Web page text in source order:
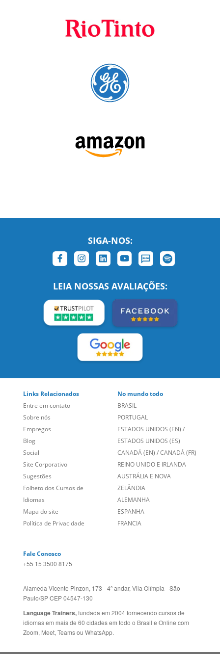
SIGA-NOS:
LEIA NOSSAS AVALIAÇÕES:
Links Relacionados
Entre em contato
Sobre nós
Empregos
Blog
Social
Site Corporativo
Sugestões
Folheto dos Cursos de
Idiomas
No mundo todo
BRASIL
PORTUGAL
ESTADOS UNIDOS (EN)/
ESTADOS UNIDOS (ES)
CANADÁ (EN) /CANADÁ (FR)
REINO UNIDO E IRLANDA
AUSTRÁLIA E NOVA
ZELÂNDIA
ALEMANHA
+55 15 3500 8175
Alameda Vicente Pinzon, 173 - 4º andar, Vila Olímpia - São
Paulo/SP CEP 04547-130
Language Trainers,fundada em 2004 fornecendo cursos de